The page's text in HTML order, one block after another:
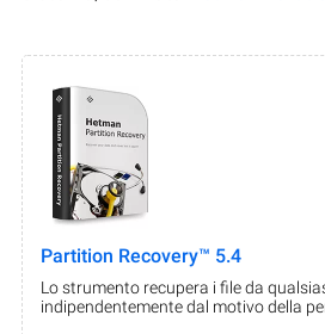
Partition Recovery™ 5.4
Lo strumento recupera i file da
indipendentemente dal motivo della